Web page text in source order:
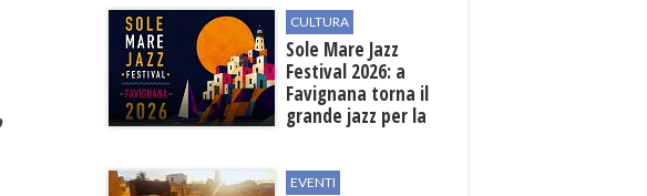
all'aeroporto
CULTURA
Sole Mare Jazz
Festival 2026: a
Favignana torna il
grande jazz per la
EVENTI